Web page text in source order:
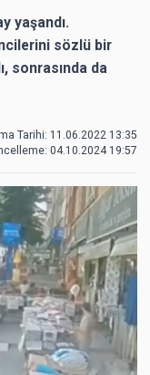
yaşandı.
sözlü bir
sonrasında da
Tarihi: 11.06.2022 13:35
04.10.2024 19:57